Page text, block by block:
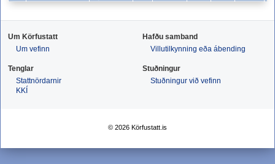
Um Körfustatt
Um vefinn
Hafðu samband
Villutilkynning eða ábending
Tenglar
Stattnördarnir
KKÍ
Stuðningur
Stuðningur við vefinn
© 2026 Körfustatt.is